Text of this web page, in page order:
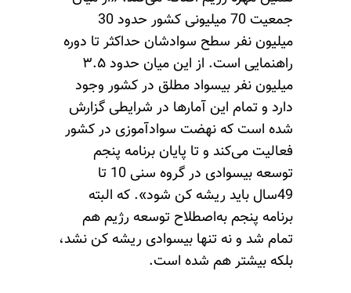
جمعیت 70 میلیونی کشور حدود 30
میلیون نفر سطح سوادشان حداکثر تا دوره
راهنمایی است. از این میان حدود ۳.۵
میلیون نفر بیسواد مطلق در کشور وجود
دارد و تمام این آمارها در شرایطی گزارش
شده است که نهضت سوادآموزی در کشور
فعالیت می‌کند و تا پایان برنامه پنجم
توسعه بیسوادی در گروه سنی 10 تا
49سال باید ریشه کن شود». که البته
برنامه پنجم به‌اصطلاح توسعه رژیم هم
تمام شد و نه تنها بیسوادی ریشه کن نشد،
بلکه بیشتر هم شده است.